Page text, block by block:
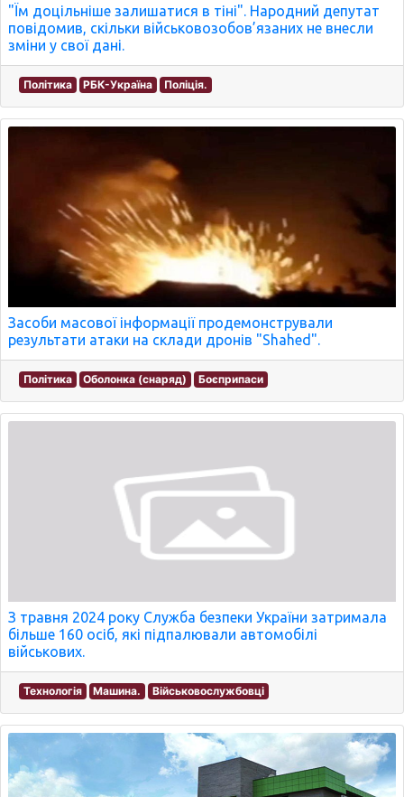
"Їм доцільніше залишатися в тіні". Народний депутат
повідомив, скільки військовозобов’язаних не внесли
зміни у свої дані.
Політика РБК-Україна Поліція.
Засоби масової інформації продемонстрували
результати атаки на склади дронів "Shahed".
Політика Оболонка (снаряд) Боєприпаси
З травня 2024 року Служба безпеки України затримала
більше 160 осіб, які підпалювали автомобілі
військових.
Технологія Машина. Військовослужбовці